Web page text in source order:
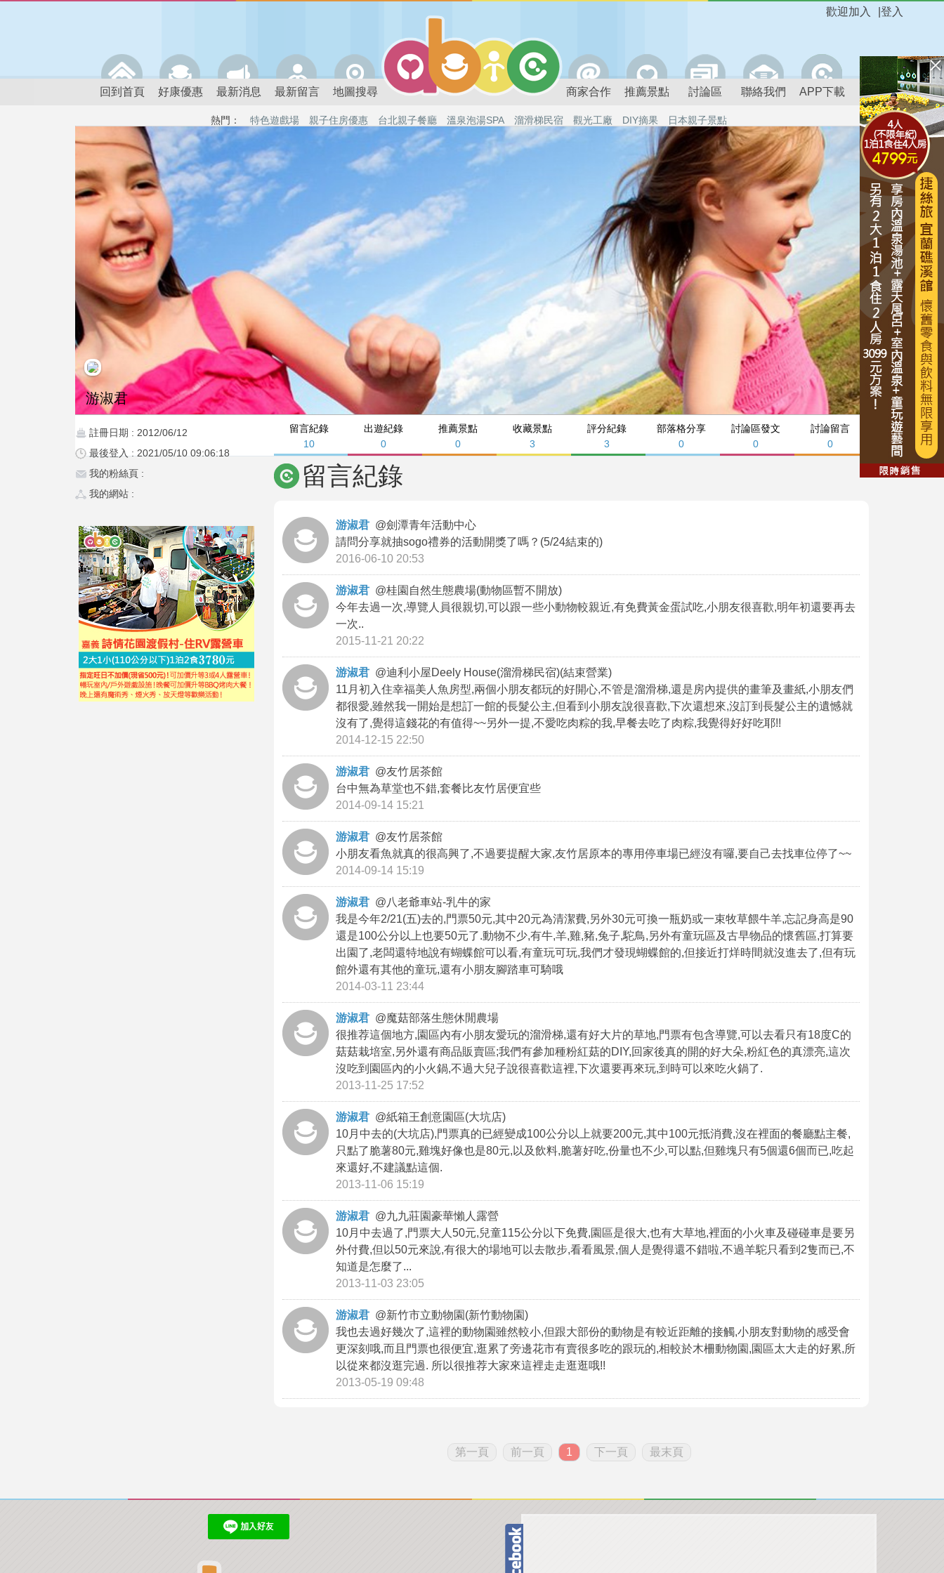
登入
歡迎加入
回到首頁 好康優惠 最新消息 最新留言 地圖搜尋 商家合作 推薦景點 討論區 聯絡我們 APP下載
熱門： 特色遊戲場 親子住房優惠 台北親子餐廳 溫泉泡湯SPA 溜滑梯民宿 觀光工廠 DIY摘果 日本親子景點
留言紀錄
10
出遊紀錄
0
推薦景點
0
收藏景點
3
評分紀錄
3
部落格分享
0
討論區發文
0
討論留言
0
游淑君
註冊日期 : 2012/06/12
最後登入 : 2021/05/10 09:06:18
我的粉絲頁 :
我的網站 :
留言紀錄
游淑君 @劍潭青年活動中心
請問分享就抽sogo禮券的活動開獎了嗎？(5/24結束的)
2016-06-10 20:53
游淑君 @桂園自然生態農場(動物區暫不開放)
今年去過一次,導覽人員很親切,可以跟一些小動物較親近,有免費黃金蛋試吃,小朋友很喜歡,明年初還要再去
一次..
2015-11-21 20:22
游淑君 @迪利小屋Deely House(溜滑梯民宿)(結束營業)
11月初入住幸福美人魚房型,兩個小朋友都玩的好開心,不管是溜滑梯,還是房內提供的畫筆及畫紙,小朋友們
都很愛,雖然我一開始是想訂一館的長髮公主,但看到小朋友說很喜歡,下次還想來,沒訂到長髮公主的遺憾就
沒有了,覺得這錢花的有值得~~另外一提,不愛吃肉粽的我,早餐去吃了肉粽,我覺得好好吃耶!!
2014-12-15 22:50
游淑君 @友竹居茶館
台中無為草堂也不錯,套餐比友竹居便宜些
2014-09-14 15:21
游淑君 @友竹居茶館
小朋友看魚就真的很高興了,不過要提醒大家,友竹居原本的專用停車場已經沒有囉,要自己去找車位停了~~
2014-09-14 15:19
游淑君 @八老爺車站-乳牛的家
我是今年2/21(五)去的,門票50元,其中20元為清潔費,另外30元可換一瓶奶或一束牧草餵牛羊,忘記身高是90
還是100公分以上也要50元了.動物不少,有牛,羊,雞,豬,兔子,駝鳥,另外有童玩區及古早物品的懷舊區,打算要
出園了,老闆還特地說有蝴蝶館可以看,有童玩可玩,我們才發現蝴蝶館的,但接近打烊時間就沒進去了,但有玩
館外還有其他的童玩,還有小朋友腳踏車可騎哦
2014-03-11 23:44
游淑君 @魔菇部落生態休閒農場
很推荐這個地方,園區內有小朋友愛玩的溜滑梯,還有好大片的草地,門票有包含導覽,可以去看只有18度C的
菇菇栽培室,另外還有商品販賣區;我們有參加種粉紅菇的DIY,回家後真的開的好大朵,粉紅色的真漂亮,這次
沒吃到園區內的小火鍋,不過大兒子說很喜歡這裡,下次還要再來玩,到時可以來吃火鍋了.
2013-11-25 17:52
游淑君 @紙箱王創意園區(大坑店)
10月中去的(大坑店),門票真的已經變成100公分以上就要200元,其中100元抵消費,沒在裡面的餐廳點主餐,
只點了脆薯80元,雞塊好像也是80元,以及飲料,脆薯好吃,份量也不少,可以點,但雞塊只有5個還6個而已,吃起
來還好,不建議點這個.
2013-11-06 15:19
游淑君 @九九莊園豪華懶人露營
10月中去過了,門票大人50元,兒童115公分以下免費,園區是很大,也有大草地,裡面的小火車及碰碰車是要另
外付費,但以50元來說,有很大的場地可以去散步,看看風景,個人是覺得還不錯啦,不過羊駝只看到2隻而已,不
知道是怎麼了...
2013-11-03 23:05
游淑君 @新竹市立動物園(新竹動物園)
我也去過好幾次了,這裡的動物園雖然較小,但跟大部份的動物是有較近距離的接觸,小朋友對動物的感受會
更深刻哦,而且門票也很便宜,逛累了旁邊花市有賣很多吃的跟玩的,相較於木柵動物園,園區太大走的好累,所
以從來都沒逛完過. 所以很推荐大家來這裡走走逛逛哦!!
2013-05-19 09:48
第一頁 前一頁 1 下一頁 最末頁